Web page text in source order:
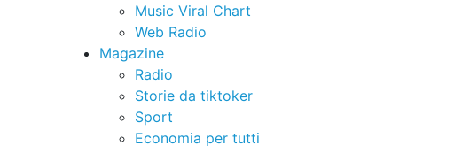
Music Viral Chart
Web Radio
Magazine
Radio
Storie da tiktoker
Sport
Economia per tutti